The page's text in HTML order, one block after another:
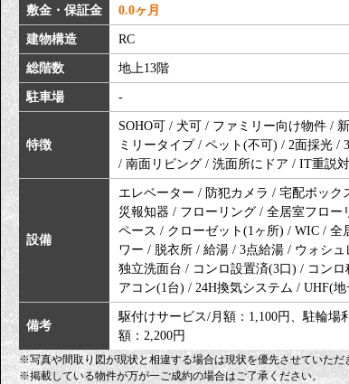
分
敷金・保証金 0.0ヶ月
建物構造 RC
総階数 地上13階
駐車場 -
特徴
SOHO可 / 犬可 / ファミリー向け物件 /
ミリータイプ / ペット(不可) / 2面採光 /
/ 南面リビング / 洗面所にドア / IT重説
設備
エレベーター / 防犯カメラ / 宅配ボッ
災報知器 / フローリング / 全居室フロー
ペース / クローゼット(1ヶ所) / WIC /
ワー / 脱衣所 / 給湯 / 3点給湯 / ウォシ
独立洗面台 / コンロ設置済(3口) / コン
アコン(1台) / 24H換気システム / UHF(
備考
駆付けサービス/月額：1,100円、駐輪場
額：2,200円
※写真や間取り図が現状と相違する場合は現状を優先させていただ
※掲載している物件が万が一ご成約の場合はご了承ください。